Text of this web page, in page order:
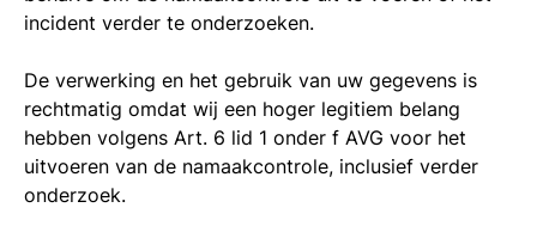
incident verder te onderzoeken.
De verwerking en het gebruik van uw gegevens is
rechtmatig omdat wij een hoger legitiem belang
hebben volgens Art. 6 lid 1 onder f AVG voor het
uitvoeren van de namaakcontrole, inclusief verder
onderzoek.